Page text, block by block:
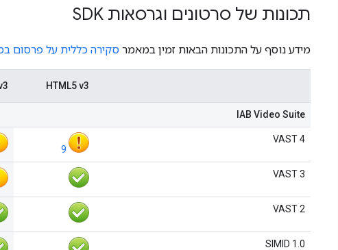
תכונות של סרטונים וגרסאות SDK
מידע נוסף על התכונות הבאות זמין במאמר סקירה כללית על פרסום
HTML5 v3
IAB Video Suite
VAST 4
9
VAST 3
VAST 2
SIMID 1.0